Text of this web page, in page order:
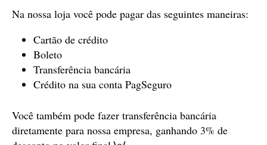
Na nossa loja você pode pagar das seguintes maneiras:
Cartão de crédito
Boleto
Transferência bancária
Crédito na sua conta PagSeguro
Você também pode fazer transferência bancária
diretamente para nossa empresa, ganhando 3% de